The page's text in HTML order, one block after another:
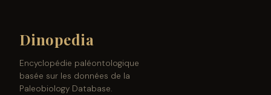
Dinopedia
Encyclopédie paléontologique
basée sur les données de la
Paleobiology Database.